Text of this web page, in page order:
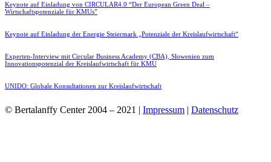
Keynote auf Einladung von CIRCULAR4.0 “Der European Green Deal –
Wirtschaftspotenziale für KMUs”
Keynote auf Einladung der Energie Steiermark „Potenziale der Kreislaufwirtschaft“
Experten-Interview mit Circular Business Academy (CBA), Slowenien zum
Innovationspotenzial der Kreislaufwirtschaft für KMU
UNIDO: Globale Konsultationen zur Kreislaufwirtschaft
© Bertalanffy Center 2004 – 2021 | Impressum | Datenschutz